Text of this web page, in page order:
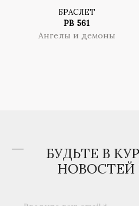
БРАСЛЕТ
PB 561
Ангелы и демоны
БУДЬТЕ В
НОВОСТЕЙ